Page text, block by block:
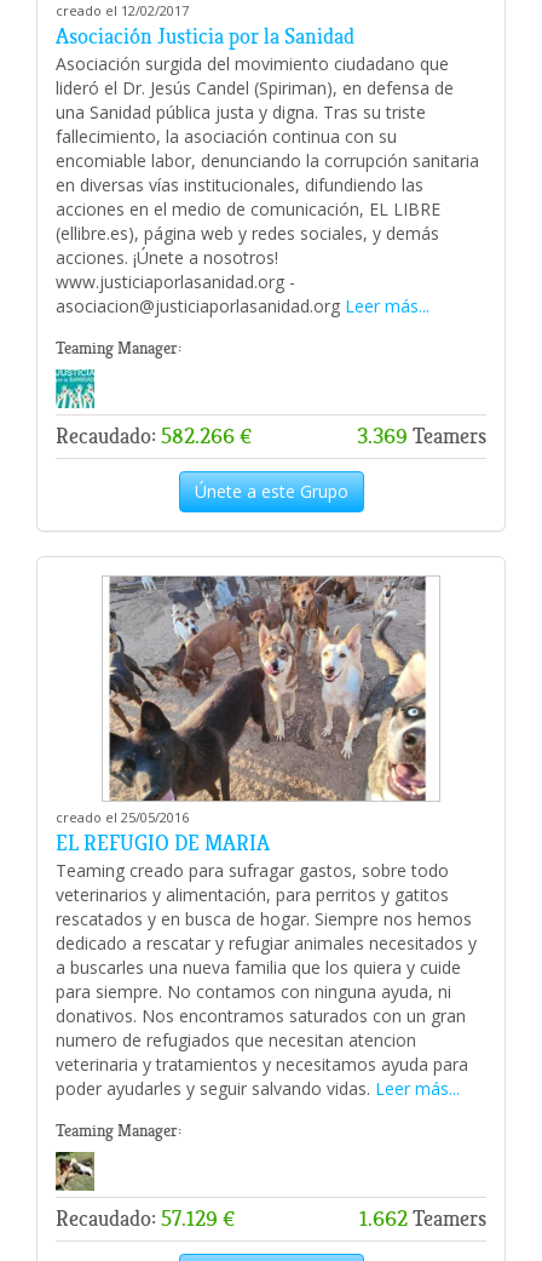
creado el 12/02/2017
Asociación Justicia por la Sanidad
Asociación surgida del movimiento ciudadano que
lideró el Dr. Jesús Candel (Spiriman), en defensa de
una Sanidad pública justa y digna. Tras su triste
fallecimiento, la asociación continua con su
encomiable labor, denunciando la corrupción sanitaria
en diversas vías institucionales, difundiendo las
acciones en el medio de comunicación, EL LIBRE
(ellibre.es), página web y redes sociales, y demás
acciones. ¡Únete a nosotros!
www.justiciaporlasanidad.org -
asociacion@justiciaporlasanidad.org Leer más...
Teaming Manager:
Recaudado: 582.266 € 3.369 Teamers
Únete a este Grupo
creado el 25/05/2016
EL REFUGIO DE MARIA
Teaming creado para sufragar gastos, sobre todo
veterinarios y alimentación, para perritos y gatitos
rescatados y en busca de hogar. Siempre nos hemos
dedicado a rescatar y refugiar animales necesitados y
a buscarles una nueva familia que los quiera y cuide
para siempre. No contamos con ninguna ayuda, ni
donativos. Nos encontramos saturados con un gran
numero de refugiados que necesitan atencion
veterinaria y tratamientos y necesitamos ayuda para
poder ayudarles y seguir salvando vidas. Leer más...
Teaming Manager:
Recaudado: 57.129 € 1.662Teamers